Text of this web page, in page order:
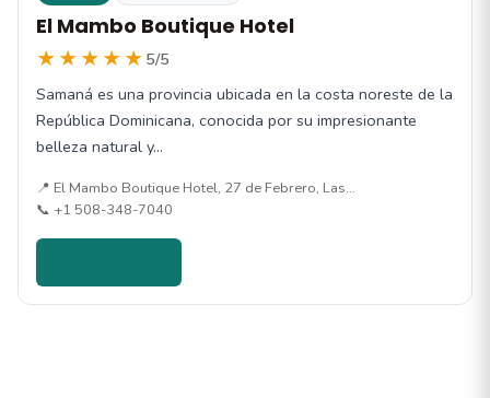
El Mambo Boutique Hotel
★★★★★ 5/5
Samaná es una provincia ubicada en la costa noreste de la
República Dominicana, conocida por su impresionante
belleza natural y…
📍 El Mambo Boutique Hotel, 27 de Febrero, Las…
📞 +1 508-348-7040